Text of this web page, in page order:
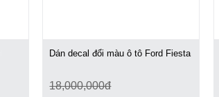
Dán decal đổi màu ô tô Ford Fiesta
18,000,000đ